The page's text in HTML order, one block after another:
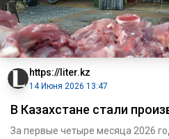
https://liter.kz
14 Июня 2026 13:47
В Казахстане стали
За первые четыре месяца 2026